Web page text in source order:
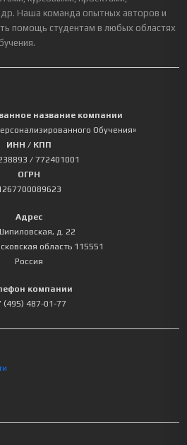
др. Наша команда опытных авторов и
помощь студентам в любых областях
название компании
Обучения»
ИНН / КПП
/ 772401001
ОГРН
Адрес
д. 22
область 115551
Россия
компании
(495) 487-01-77